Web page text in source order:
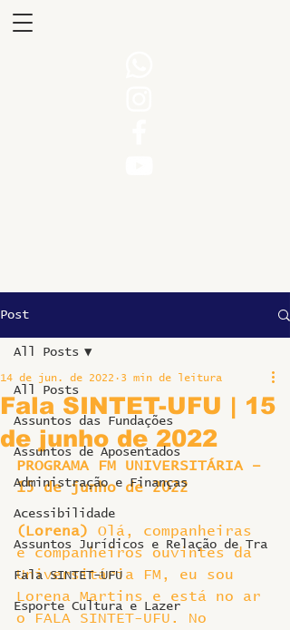
Post
All Posts
Assuntos das Fundações
Assuntos de Aposentados
Administração e Finanças
Acessibilidade
Assuntos Jurídicos e Relação de Tra
Fala SINTET-UFU
Esporte Cultura e Lazer
All Posts
Fala SINTET-UFU | 15
de junho de 2022
14 de jun. de 2022 3 min de leitura
PROGRAMA FM UNIVERSITÁRIA –
15 de junho de 2022
(Lorena)
Olá, companheiras
e companheiros ouvintes da
Universitária FM, eu sou
Lorena Martins e está no ar
o FALA SINTET-UFU. No